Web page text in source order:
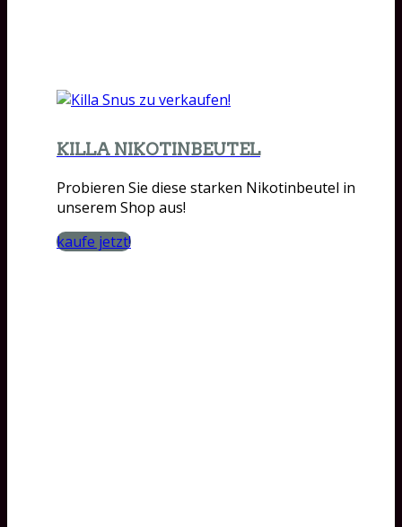
KILLA NIKOTINBEUTEL
Probieren Sie diese starken Nikotinbeutel in
unserem Shop aus!
kaufe jetzt!